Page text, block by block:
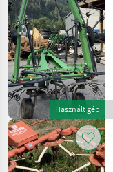
Használt gép